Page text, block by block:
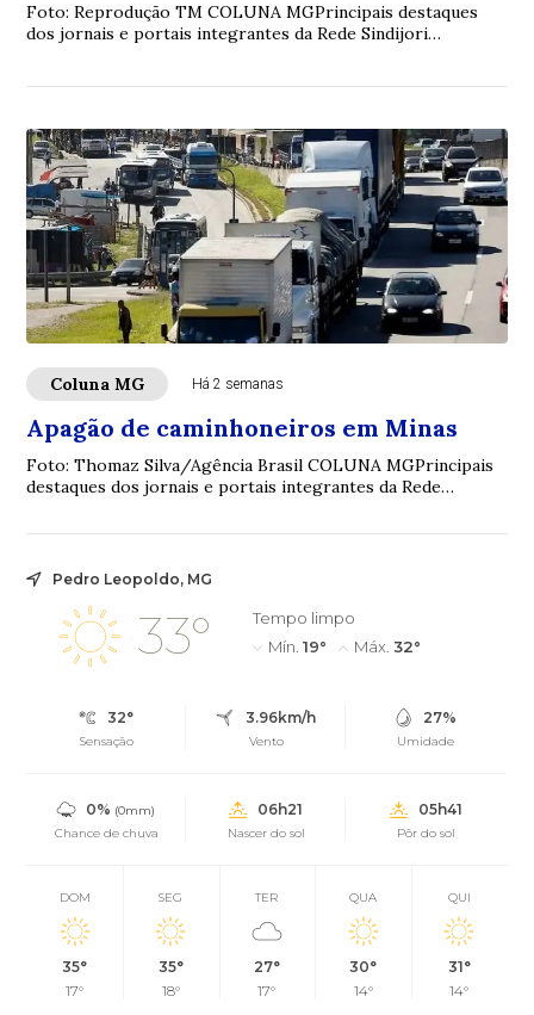
Foto: Reprodução TM COLUNA MGPrincipais destaques
dos jornais e portais integrantes da Rede Sindijori
Coluna MG Há 2 semanas
Apagão de caminhoneiros em Minas
Foto: Thomaz Silva/Agência Brasil COLUNA MGPrincipais
destaques dos jornais e portais integrantes da Rede
Pedro Leopoldo, MG
33°
Tempo limpo
Mín. 19° Máx. 32°
32°
Sensação
3.96km/h
Vento
27%
Umidade
0% (0mm)
Chance de chuva
06h21
Nascer do sol
05h41
Pôr do sol
DOM
35°
17°
SEG
35°
18°
TER
27°
17°
QUA
30°
14°
QUI
31°
14°